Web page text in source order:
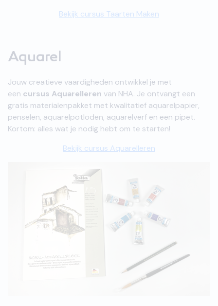
Bekijk cursus Taarten Maken
Aquarel
Jouw creatieve vaardigheden ontwikkel je met
een cursus Aquarelleren van NHA. Je ontvangt een
gratis materialenpakket met kwalitatief aquarelpapier,
penselen, aquarelpotloden, aquarelverf en een pipet.
Kortom: alles wat je nodig hebt om te starten!
Bekijk cursus Aquarelleren